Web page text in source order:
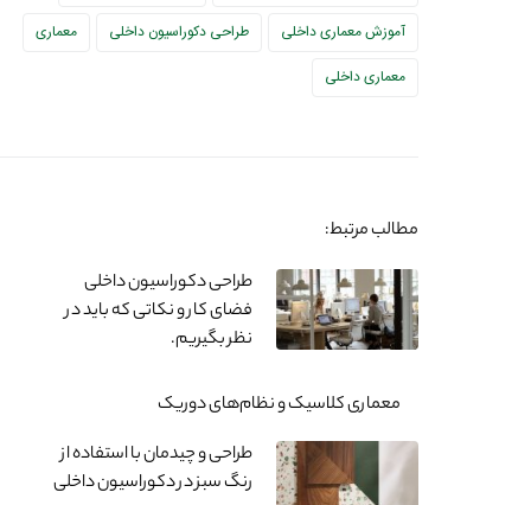
آموزش معماری داخلی
طراحی دکوراسیون داخلی
معماری
معماری داخلی
مطالب مرتبط:
طراحی دکوراسیون داخلی
فضای کار و نکاتی که باید در
نظر بگیریم.
معماری کلاسیک و نظام‌های دوریک
طراحی و چیدمان با استفاده از
رنگ سبز در دکوراسیون داخلی